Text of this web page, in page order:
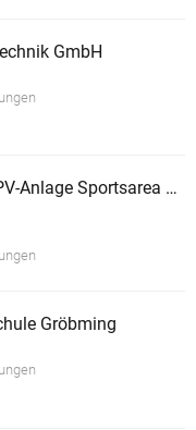
GmbH
Alpensonne PV-Anlage Sportsarea Grimming
Gröbming